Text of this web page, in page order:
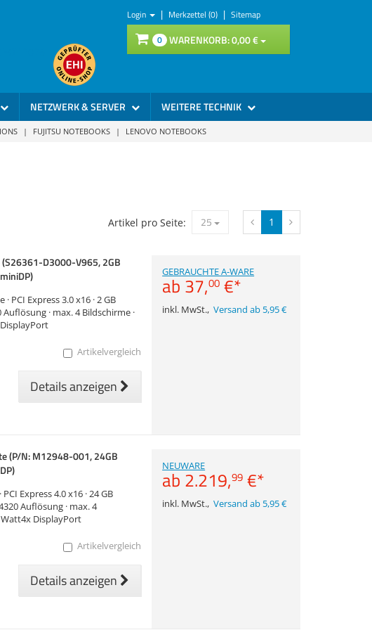
Login | Merkzettel (0) | Sitemap
0 WARENKORB:0,00€
NETZWERK & SERVER WEITERE TECHNIK
| FUJITSU NOTEBOOKS | LENOVO NOTEBOOKS
1
Artikel pro Seite: 25
D3000-V965, 2GB
PCI Express 3.0 x16 · 2 GB
Auflösung · max. 4 Bildschirme ·
Artikelvergleich
Details anzeigen
GEBRAUCHTE A-WARE
ab 37,00 €*
inkl. MwSt.,Versand ab 5,95 €
(P/N: M12948-001, 24GB
Express 4.0 x16 · 24 GB
Auflösung · max. 4
Watt4x DisplayPort
Artikelvergleich
Details anzeigen
NEUWARE
ab 2.219,99 €*
inkl. MwSt.,Versand ab 5,95 €